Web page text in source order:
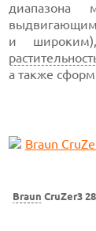
диапазона
и
а также
Braun CruZer3